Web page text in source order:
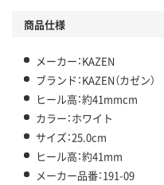
商品仕様
メーカー：KAZEN
ブランド：KAZEN（カゼン）
ヒール高：約41mmcm
カラー：ホワイト
サイズ：25.0cm
ヒール高：約41mm
メーカー品番：191-09